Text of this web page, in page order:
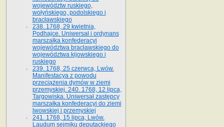
województw ruskiego,
wołyńskiego, podolskiego i
bracławskiego
238. 1768, 29 kwietnia,
Podhajce. Uniwersał i ordynans
marszałka konfederacyi
województwa bracławskiego do
wo­jewództwa kijowskiego i
ruskiego
239. 1768, 25 czerwca, Lwów.
Manifestacya z powodu
przeciążenia dymów w ziemi
przemyskiej. 240. 1768, 12 lipca,
Targowiska. Uniwersał zastępcy
marszałka konfederacyi do ziemi
lwowskiej i przemyskiej
241. 1768, 15 lipca, Lwów.
Laudum sejmiku deputackiego